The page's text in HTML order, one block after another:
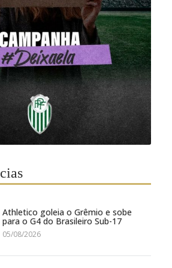
Athletico goleia o Grêmio e sobe
para o G4 do Brasileiro Sub-17
05/08/2026